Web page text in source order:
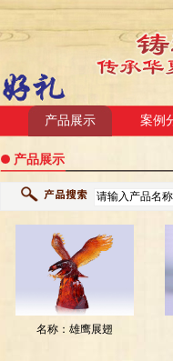
产品展示 案例
产品展示
名称： 雄鹰展翅